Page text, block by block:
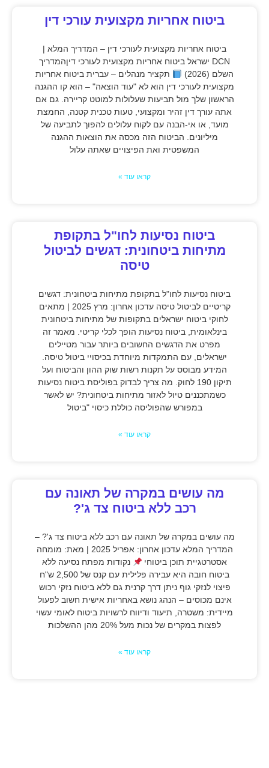
ביטוח אחריות מקצועית עורכי דין
ביטוח אחריות מקצועית לעורכי דין – המדריך המלא |
DCN ישראל ביטוח אחריות מקצועית לעורכי דיןהמדריך
השלם (2026)
תקציר מנהלים – עברית ביטוח אחריות
מקצועית לעורכי דין הוא לא "עוד הוצאה" – הוא קו ההגנה
הראשון שלך מול תביעות שעלולות למוטט קריירה. גם אם
אתה עורך דין זהיר ומקצועי, טעות טכנית קטנה, החמצת
מועד, או אי-הבנה עם לקוח עלולים להפוך לתביעה של
מיליונים. הביטוח הזה מכסה את הוצאות ההגנה
המשפטית ואת הפיצויים שאתה עלול
קראו עוד »
ביטוח נסיעות לחו"ל בתקופת
מתיחות ביטחונית: דגשים לביטול
טיסה
ביטוח נסיעות לחו"ל בתקופת מתיחות ביטחונית: דגשים
קריטיים לביטול טיסה עדכון אחרון: מרץ 2025 | מתאים
לחוקי ביטוח ישראלים בתקופות של מתיחות ביטחונית
בינלאומית, ביטוח נסיעות הופך לכלי קריטי. מאמר זה
מפרט את הדגשים החשובים ביותר עבור מטיילים
ישראלים, עם התמקדות מיוחדת בכיסויי ביטול טיסה.
המידע מבוסס על תקנות רשות שוק ההון והביטוח ועל
תיקון 190 לחוק. מה צריך לבדוק בפוליסת ביטוח נסיעות
כשמתכננים טיול לאזור מתיחות ביטחונית? יש לאשר
במפורש שהפוליסה כוללת כיסוי "ביטול
קראו עוד »
מה עושים במקרה של תאונה עם
רכב ללא ביטוח צד ג'?
מה עושים במקרה של תאונה עם רכב ללא ביטוח צד ג'? –
המדריך המלא עדכון אחרון: אפריל 2025 | מאת: מומחה
אסטרטגיית תוכן ביטוחי
נקודות מפתח נסיעה ללא
ביטוח חובה היא עבירה פלילית עם קנס של 2,500 ש"ח
פיצוי לנזקי גוף ניתן דרך קרנית גם ללא ביטוח נזקי רכוש
אינם מכוסים – הנהג נושא באחריות אישית חשוב לפעול
מיידית: משטרה, תיעוד ודיווח לרשויות ביטוח לאומי עשוי
לפצות במקרים של נכות מעל 20% מהן ההשלכות
קראו עוד »